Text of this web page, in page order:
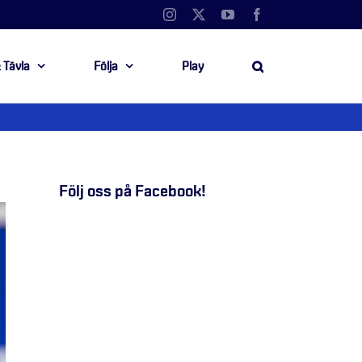
Instagram YouTube
Tävla Följa Play
Följ oss på Facebook!